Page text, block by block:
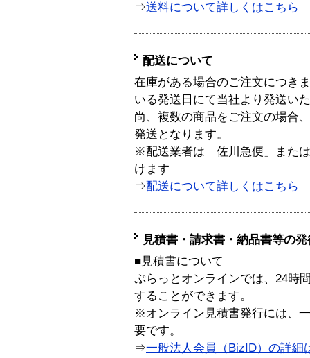
⇒送料について詳しくはこちら
配送について
在庫がある場合のご注文につき
いる発送日にて当社より発送い
尚、複数の商品をご注文の場合
発送となります。
※配送業者は「佐川急便」また
けます
⇒配送について詳しくはこちら
見積書・請求書・納品書等の
■見積書について
ぷらっとオンラインでは、24時
することができます。
※オンライン見積書発行には、
要です。
⇒一般法人会員（BizID）の詳細